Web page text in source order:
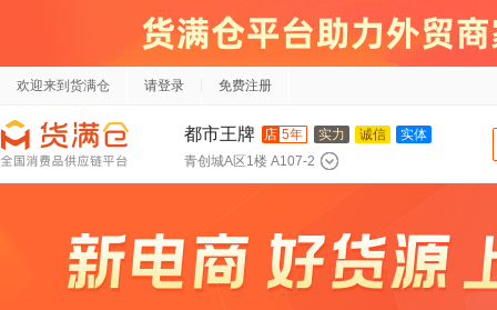
欢迎来到货满仓 请登录 免费注册
都市王牌 店 5年 实力 诚信
实体
青创城A区1楼 A107-2